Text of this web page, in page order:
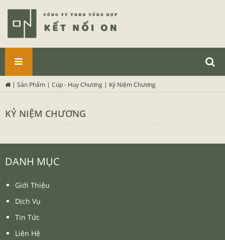
PHẨM
| Sản Phẩm | Cúp - Huy Chương | Kỷ Niệm Chương
KỶ NIỆM CHƯƠNG
DANH MỤC
Giới Thiệu
Dịch Vụ
Tin Tức
Liên Hệ